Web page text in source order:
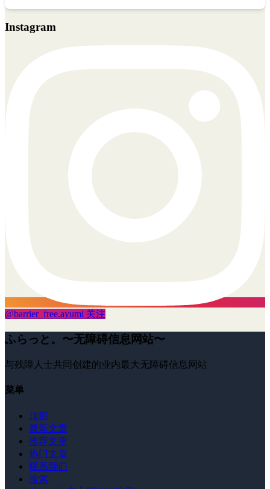
Instagram
@barrier_free.ayumi 关注
ふらっと。〜无障碍信息网站〜
与残障人士共同创建的业内最大无障碍信息网站
菜单
顶部
最新文章
推荐文章
热门文章
联系我们
搜索